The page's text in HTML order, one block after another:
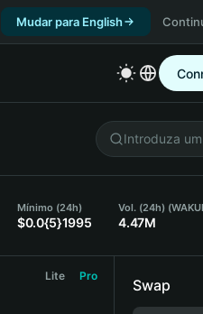
Mudar para English
Mínimo (24h)
$0.0{5}1995
Vol. (24h)
4.47M
Lite Pro
Swap